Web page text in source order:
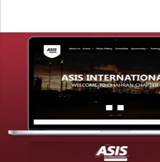
تصميم موقع شركة asis
التفاصيل